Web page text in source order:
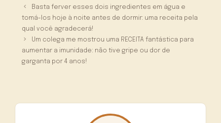
Basta ferver esses dois ingredientes em água e
tomá-los hoje à noite antes de dormir: uma receita pela
qual você agradecerá!
Um colega me mostrou uma RECEITA fantástica para
aumentar a imunidade: não tive gripe ou dor de
garganta por 4 anos!